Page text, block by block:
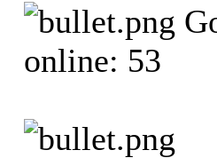
online: 53